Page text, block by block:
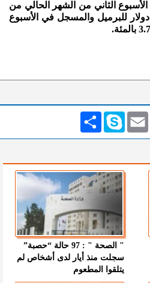
الثاني من الشهر الحالي من
دولار للبرميل إلى 81.6 دولار للبرميل والمسجل في الأسبوع
انشر Skype Email
" الصحة " : 97 حالة “حصبة”
سجلت منذ أيار لدى أشخاص لم
يتلقوا المطعوم